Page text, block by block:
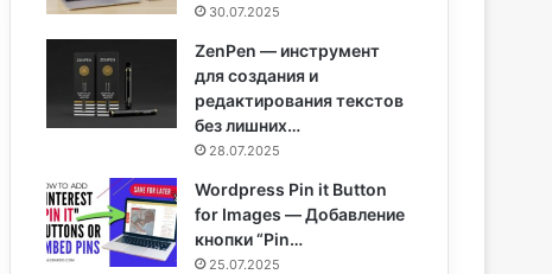
30.07.2025
ZenPen — инструмент
для создания и
редактирования текстов
без лишних…
28.07.2025
Wordpress Pin it Button
for Images — Добавление
кнопки “Pin…
25.07.2025